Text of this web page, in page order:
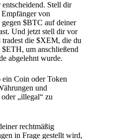
Stell dir
von
$BTC auf deiner
Und jetzt stell dir vor
tradest die $XEM, die du
$ETH, um anschließend
abgelehnt wurde.
ein Coin oder Token
und
„illegal“ zu
rechtmäßig
in Frage gestellt wird,